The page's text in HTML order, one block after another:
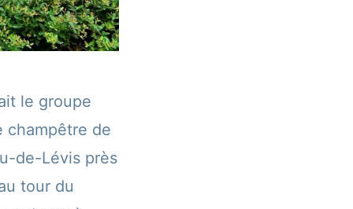
le groupe
champêtre de
de-Lévis près
tour du